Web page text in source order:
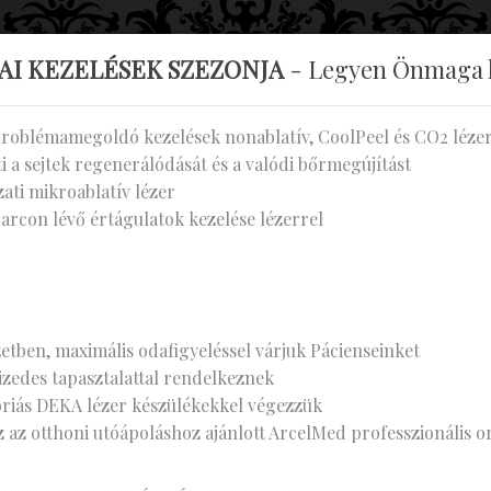
KEZELÉSEINK GALÉRIA ÁRAINK
CSOMAGAJÁNLATOK
KEZELÉSEK SZEZONJA- Legyen
kezelések nonablatív, CoolPeel és CO2
a sejtek regenerálódását és a valódi bőrmegújítást
mikroablatív lézer
lévő értágulatok kezelése lézerrel
maximális odafigyeléssel várjuk Pácienseinket
tapasztalattal rendelkeznek
DEKA lézer készülékekkel végezzük
az otthoni utóápoláshoz ajánlott ArcelMed professzionális